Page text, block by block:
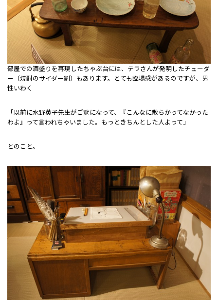
部屋での酒盛りを再現したちゃぶ台には、テラさんが発明したチューダ
ー（焼酎のサイダー割）もあります。とても臨場感があるのですが、男
性いわく
「以前に水野英子先生がご覧になって、『こんなに散らかってなかった
わよ』って言われちゃいました。もっときちんとした人よって」
とのこと。